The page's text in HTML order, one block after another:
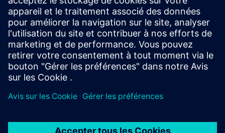
Cas d'utilisation des routeurs OPC internationaux
Notes de publication
Document technique
Contrat de licence d'utilisateur final du routeur OPC | Terms
et conditions